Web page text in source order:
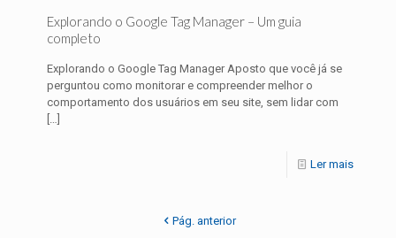
Explorando o Google Tag Manager – Um guia
completo
Explorando o Google Tag Manager Aposto que você já se
perguntou como monitorar e compreender melhor o
comportamento dos usuários em seu site, sem lidar com
[…]
Ler mais
Pág. anterior